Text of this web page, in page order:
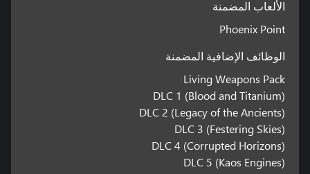
الألعاب المضمنة
Phoenix Point
الوظائف الإضافية المضمنة
Living Weapons Pack
DLC 1 (Blood and Titanium)
DLC 2 (Legacy of the Ancients)
DLC 3 (Festering Skies)
DLC 4 (Corrupted Horizons)
DLC 5 (Kaos Engines)